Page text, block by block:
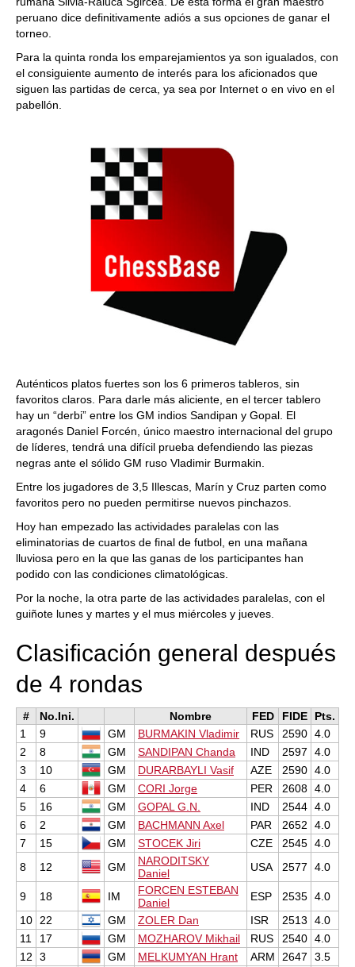
peruano dice definitivamente adiós a sus opciones de ganar el
torneo.
Para la quinta ronda los emparejamientos ya son igualados, con
el consiguiente aumento de interés para los aficionados que
siguen las partidas de cerca, ya sea por Internet o en vivo en el
pabellón.
Auténticos platos fuertes son los 6 primeros tableros, sin
favoritos claros. Para darle más aliciente, en el tercer tablero
hay un “derbi” entre los GM indios Sandipan y Gopal. El
aragonés Daniel Forcén, único maestro internacional del grupo
de líderes, tendrá una difícil prueba defendiendo las piezas
negras ante el sólido GM ruso Vladimir Burmakin.
Entre los jugadores de 3,5 Illescas, Marín y Cruz parten como
favoritos pero no pueden permitirse nuevos pinchazos.
Hoy han empezado las actividades paralelas con las
eliminatorias de cuartos de final de futbol, en una mañana
lluviosa pero en la que las ganas de los participantes han
podido con las condiciones climatológicas.
Por la noche, la otra parte de las actividades paralelas, con el
guiñote lunes y martes y el mus miércoles y jueves.
Clasificación general después
de 4 rondas
# No.Ini. Nombre FED FIDE
Pts.
1
9 GM BURMAKIN Vladimir RUS 2590 4.0
2
8 GM SANDIPAN Chanda IND 2597
4.0
3
10 GM DURARBAYLI Vasif AZE 2590 4.0
4
6 GM CORI Jorge PER 2608 4.0
5
16 GM GOPAL G.N. IND 2544 4.0
6
2 GM BACHMANN Axel PAR 2652
4.0
7
15 GM STOCEK Jiri CZE 2545 4.0
8
12 GM
NARODITSKY
Daniel
USA 2577 4.0
9 18 IM
FORCEN ESTEBAN
Daniel
ESP 2535 4.0
10
22 GM ZOLER Dan ISR 2513
4.0
11
17 GM MOZHAROV Mikhail RUS 2540 4.0
12
3 GM MELKUMYAN Hrant ARM 2647
3.5